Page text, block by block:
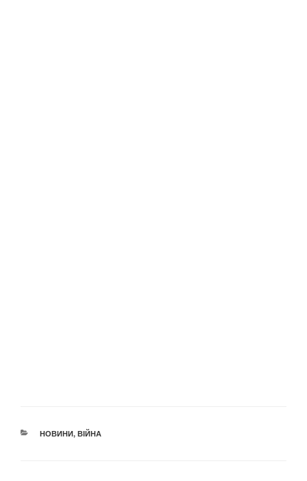
КАТЕГОРІЇ
НОВИНИ, ВІЙНА